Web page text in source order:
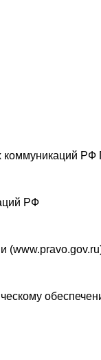
коммуникаций РФ
РФ